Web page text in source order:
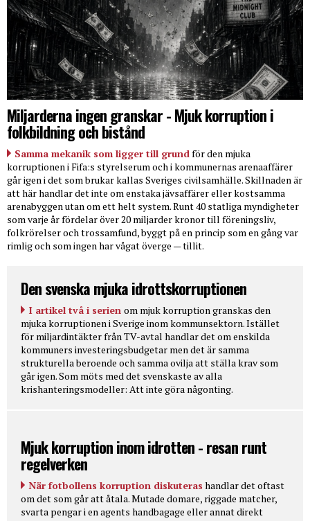
Miljarderna ingen granskar - Mjuk korruption i
folkbildning och bistånd
Samma mekanik som ligger till grundför den mjuka
korruptionen i Fifa:s styrelserum och i kommunernas arenaaffärer
går igen i det som brukar kallas Sveriges civilsamhälle. Skillnaden är
att här handlar det inte om enstaka jävsaffärer eller kostsamma
arenabyggen utan om ett helt system. Runt 40 statliga myndigheter
som varje år fördelar över 20 miljarder kronor till föreningsliv,
folkrörelser och trossamfund, byggt på en princip som en gång var
rimlig och som ingen har vågat överge — tillit.
Den svenska mjuka idrottskorruptionen
I artikel två i serien om mjuk korruption granskas den
mjuka korruptionen i Sverige inom kommunsektorn. Istället
för miljardintäkter från TV-avtal handlar det om enskilda
kommuners investeringsbudgetar men det är samma
strukturella beroende och samma ovilja att ställa krav som
går igen. Som möts med det svenskaste av alla
krishanteringsmodeller: Att inte göra någonting.
Mjuk korruption inom idrotten - resan runt
regelverken
När fotbollens korruption diskuteras handlar det oftast
om det som går att åtala. Mutade domare, riggade matcher,
svarta pengar i en agents handbagage eller annat direkt